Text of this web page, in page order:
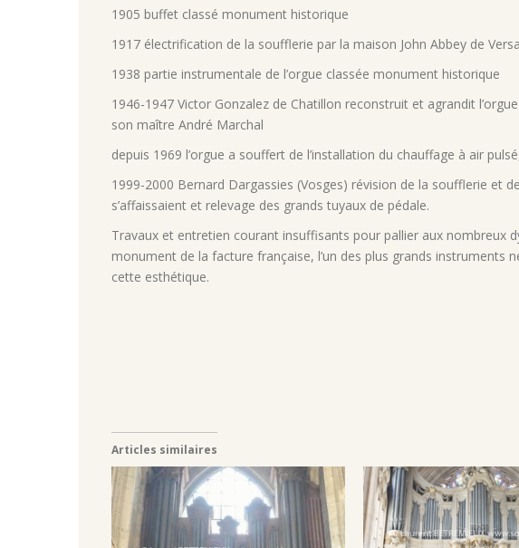
1905 buffet classé monument historique
1917 électrification de la soufflerie par la maison John Abbey de
1938 partie instrumentale de l’orgue classée monument historique
1946-1947 Victor Gonzalez de Chatillon reconstruit et agrandit
son maître André Marchal
depuis 1969 l’orgue a souffert de l’installation du chauffage à air
1999-2000 Bernard Dargassies (Vosges) révision de la soufflerie et
s’affaissaient et relevage des grands tuyaux de pédale.
Travaux et entretien courant insuffisants pour pallier aux nombreux
monument de la facture française, l’un des plus grands instruments
cette esthétique.
Articles similaires